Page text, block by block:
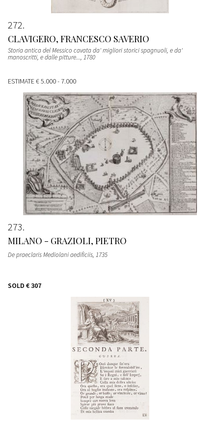
272
CLAVIGERO, FRANCESCO SAVERIO
Storia antica del Messico cavata da' migliori storici spagnuoli, e da'
manoscritti, e dalle pitture..., 1780
ESTIMATE€ 5.000 - 7.000
273
MILANO - GRAZIOLI, PIETRO
De praeclaris Mediolani aedificiis, 1735
SOLD € 307